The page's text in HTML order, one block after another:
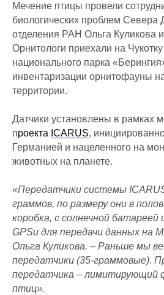
Мечение птицы провели
биологических проблем Севера
отделения РАН Ольга Куликова
Орнитологи приехали на
национального парка
инвентаризации орнитофауны
территории.
Датчики установлены в рамках
проекта ICARUS,
Германией и нацеленного на
животных на планете.
«Передатчики системы
граммов, по размеру они в
коробка, с солнечной
GPSи для передачи данных на
Ольга Куликова. – Раньше мы
передатчики (35-граммовые).
передатчика – лимитирующий
птиц».